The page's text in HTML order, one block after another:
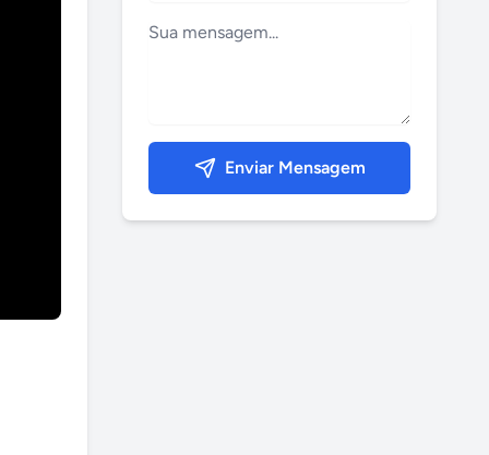
Enviar Mensagem